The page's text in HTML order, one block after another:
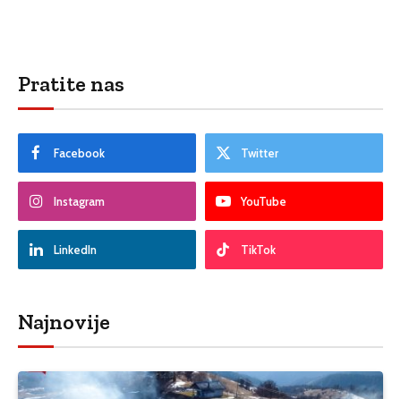
Pratite nas
Facebook Twitter
Instagram YouTube
LinkedIn TikTok
Najnovije